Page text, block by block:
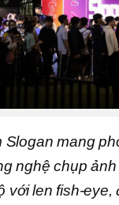
Slogan mang
nghệ chụp ảnh
với len fish-eye,